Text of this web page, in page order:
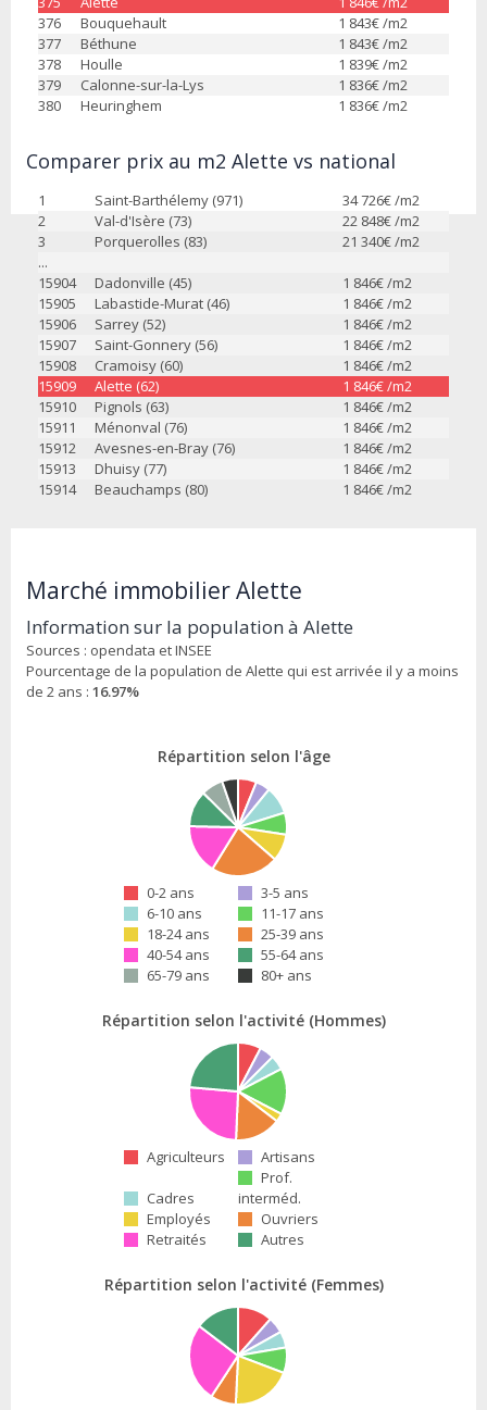
376
Bouquehault 1 843€ /m2
377
Béthune 1 843€ /m2
378
Houlle 1 839€ /m2
379
Calonne-sur-la-Lys 1 836€ /m2
380
Heuringhem 1 836€ /m2
Comparer prix au m2 Alette vs national
1 Saint-Barthélemy (971) 34 726€ /m2
2
Val-d'Isère (73) 22 848€ /m2
3
Porquerolles (83) 21 340€ /m2
...
15904
Dadonville (45) 1 846€ /m2
15905
Labastide-Murat (46) 1 846€ /m2
15906
Sarrey (52) 1 846€ /m2
15907
Saint-Gonnery (56) 1 846€ /m2
15908
Cramoisy (60) 1 846€ /m2
15909
Alette (62) 1 846€ /m2
15910
Pignols (63) 1 846€ /m2
15911
Ménonval (76) 1 846€ /m2
15912
Avesnes-en-Bray (76) 1 846€ /m2
15913
Dhuisy (77) 1 846€ /m2
15914
Beauchamps (80) 1 846€ /m2
Marché immobilier Alette
Information sur la population à Alette
Sources : opendata et INSEE
Pourcentage de la population de Alette qui est arrivée il y a moins
de 2 ans : 16.97%
Répartition selon l'âge
0-2 ans
3-5 ans
6-10 ans
11-17 ans
18-24 ans
25-39 ans
40-54 ans
55-64 ans
65-79 ans
80+ ans
Répartition selon l'activité (Hommes)
Agriculteurs Artisans
Cadres
Prof.
interméd.
Employés
Ouvriers
Retraités
Autres
Répartition selon l'activité (Femmes)